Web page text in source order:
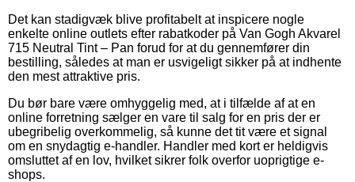
Det kan stadigvæk blive profitabelt at inspicere nogle
enkelte online outlets efter rabatkoder på Van Gogh Akvarel
715 Neutral Tint – Pan forud for at du gennemfører din
bestilling, således at man er usvigeligt sikker på at indhente
den mest attraktive pris.
Du bør bare være omhyggelig med, at i tilfælde af at en
online forretning sælger en vare til salg for en pris der er
ubegribelig overkommelig, så kunne det tit være et signal
om en snydagtig e-handler. Handler med kort er heldigvis
omsluttet af en lov, hvilket sikrer folk overfor uoprigtige e-
shops.